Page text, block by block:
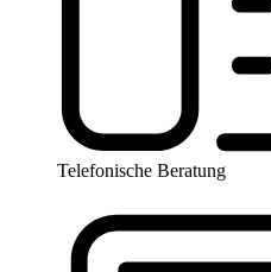
Telefonische Beratung